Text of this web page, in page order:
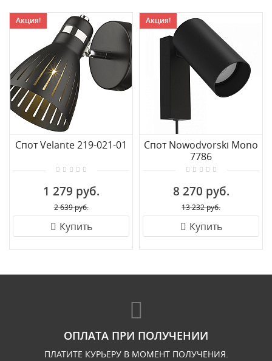
Акция!
Спот Velante 219-021-01
1 279 руб.
2 639 руб.
Купить
Акция!
Спот Nowodvorski Mono
7786
8 270 руб.
13 232 руб.
Купить
ОПЛАТА ПРИ ПОЛУЧЕНИИ
ПЛАТИТЕ КУРЬЕРУ В МОМЕНТ ПОЛУЧЕНИЯ.